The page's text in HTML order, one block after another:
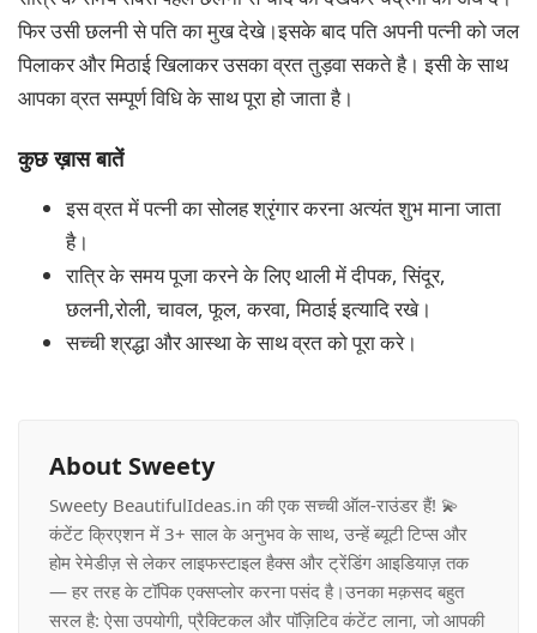
फिर उसी छलनी से पति का मुख देखे।इसके बाद पति अपनी पत्नी को जल
पिलाकर और मिठाई खिलाकर उसका व्रत तुड़वा सकते है। इसी के साथ
आपका व्रत सम्पूर्ण विधि के साथ पूरा हो जाता है।
कुछ ख़ास बातें
इस व्रत में पत्नी का सोलह श्रृंगार करना अत्यंत शुभ माना जाता
है।
रात्रि के समय पूजा करने के लिए थाली में दीपक, सिंदूर,
छलनी,रोली, चावल, फूल, करवा, मिठाई इत्यादि रखे।
सच्ची श्रद्धा और आस्था के साथ व्रत को पूरा करे।
About Sweety
Sweety BeautifulIdeas.in की एक सच्ची ऑल-राउंडर हैं! 💫
कंटेंट क्रिएशन में 3+ साल के अनुभव के साथ, उन्हें ब्यूटी टिप्स और
होम रेमेडीज़ से लेकर लाइफस्टाइल हैक्स और ट्रेंडिंग आइडियाज़ तक
— हर तरह के टॉपिक एक्सप्लोर करना पसंद है।उनका मक़सद बहुत
सरल है: ऐसा उपयोगी, प्रैक्टिकल और पॉज़िटिव कंटेंट लाना, जो आपकी